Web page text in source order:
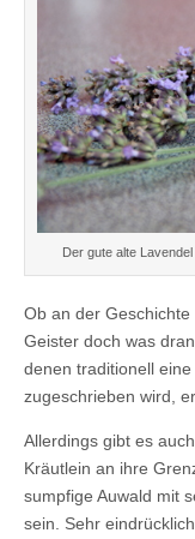
Der gute alte
Ob an der
Geister doch was
denen traditionell
zugeschrieben wird,
Allerdings gibt es
Kräutlein an ihre
sumpfige Auwald mit
sein. Sehr